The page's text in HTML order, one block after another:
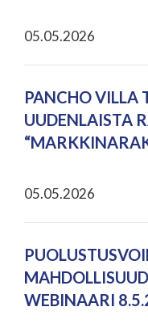
05.05.2026
PANCHO VILLA
UUDENLAISTA
05.05.2026
WEBINAARI